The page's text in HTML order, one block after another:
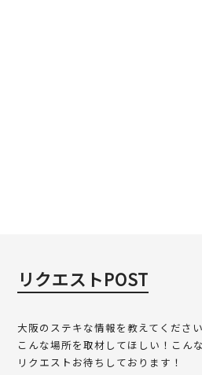
リクエストPOST
大阪のステキな情報を教えてください
こんな場所を取材してほしい！こん
リクエストお待ちしております！